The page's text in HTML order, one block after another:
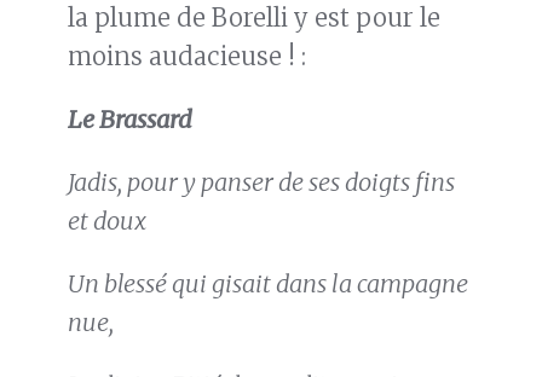
la plume de Borelli y est pour le
moins audacieuse ! :
Le Brassard
Jadis, pour y panser de ses doigts fins
et doux
Un blessé qui gisait dans la campagne
nue,